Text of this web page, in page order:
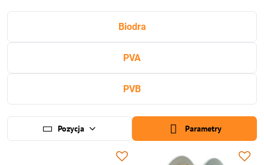
Biodra
PVA
PVB
Pozycja Parametry